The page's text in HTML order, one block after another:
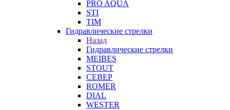
PRO AQUA
STI
TIM
Гидравлические стрелки
Назад
Гидравлические стрелки
MEIBES
STOUT
СЕВЕР
ROMER
DIAL
WESTER